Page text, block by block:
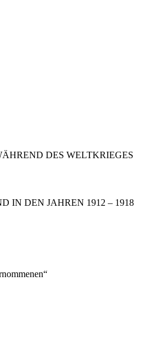
DES WELTKRIEGES
IN DEN JAHREN 1912 – 1918